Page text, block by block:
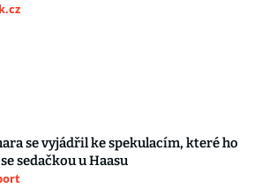
se vyjádřil ke spekulacím, které ho
sedačkou u Haasu